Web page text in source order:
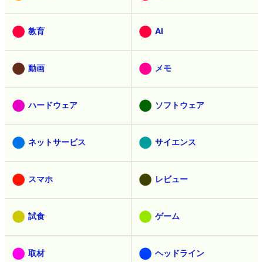
教育 AI
動画 メモ
ハードウェア ソフトウェア
ネットサービス サイエンス
スマホ レビュー
試食 ゲーム
取材 ヘッドライン